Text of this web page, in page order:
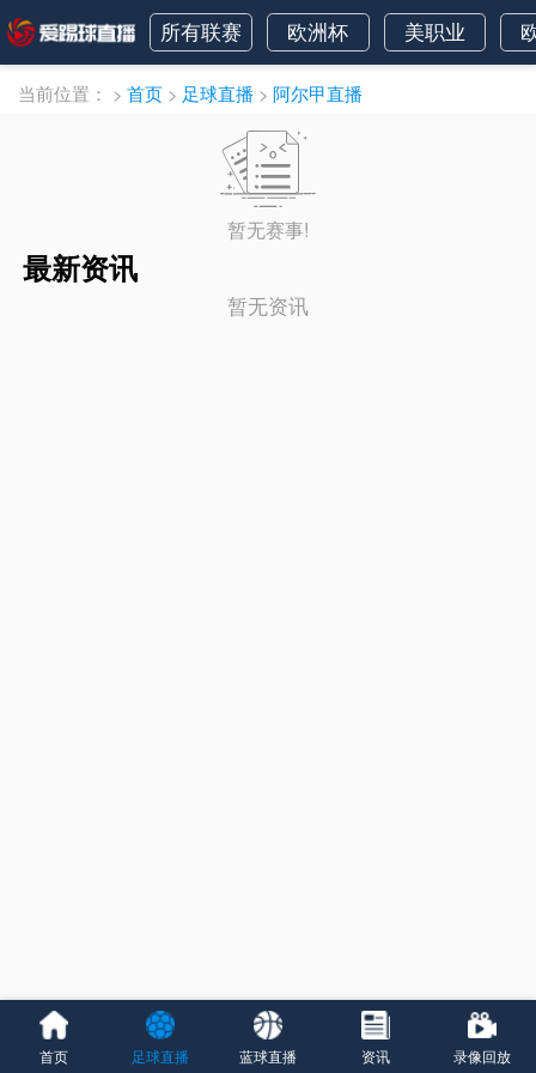
所有联赛 欧洲杯 美职业
当前位置： > 首页 > 足球直播 > 阿尔甲直播
暂无赛事!
最新资讯
暂无资讯
首页 足球直播 蓝球直播 资讯 录像回放